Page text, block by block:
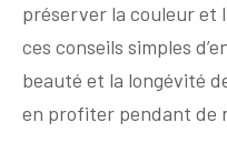
préserver la couleur et
ces conseils simples
beauté et la longévité
en profiter pendant de